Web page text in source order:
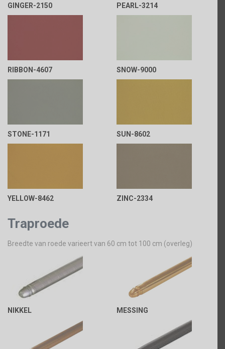
GINGER-2150 PEARL-3214
RIBBON-4607 SNOW-9000
STONE-1171 SUN-8602
YELLOW-8462 ZINC-2334
Traproede
Breedte van roede varieert van 60 cm tot 100 cm (overleg)
NIKKEL MESSING